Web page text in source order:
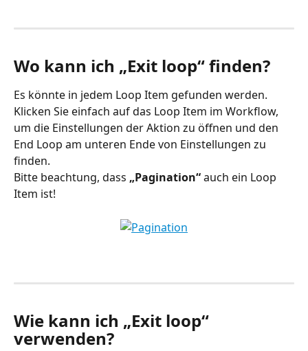
Wo kann ich „Exit loop“ finden?
Es könnte in jedem Loop Item gefunden werden.
Klicken Sie einfach auf das Loop Item im Workflow,
um die Einstellungen der Aktion zu öffnen und den
End Loop am unteren Ende von Einstellungen zu
finden.
Bitte beachtung, dass „Pagination“ auch ein Loop
Item ist!
Wie kann ich „Exit loop“
verwenden?